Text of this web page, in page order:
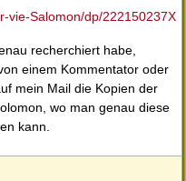
vie-Salomon/dp/222150237X
recherchiert habe,
einem Kommentator oder
mein Mail die Kopien der
wo man genau diese
kann.